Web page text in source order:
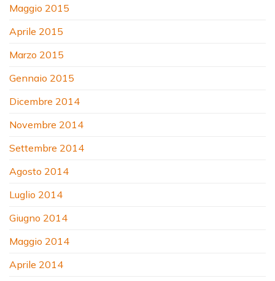
Maggio 2015
Aprile 2015
Marzo 2015
Gennaio 2015
Dicembre 2014
Novembre 2014
Settembre 2014
Agosto 2014
Luglio 2014
Giugno 2014
Maggio 2014
Aprile 2014